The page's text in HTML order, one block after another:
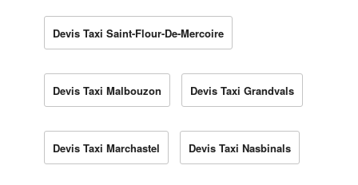
Devis Taxi Saint-Flour-De-Mercoire
Devis Taxi Malbouzon Devis Taxi Grandvals
Devis Taxi Marchastel Devis Taxi Nasbinals